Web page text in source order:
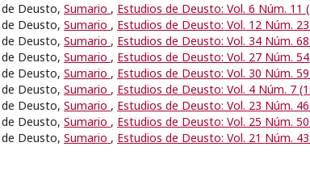
Deusto, Sumario , Estudios de Deusto: Vol. 6 Núm. 11
Deusto, Sumario , Estudios de Deusto: Vol. 12 Núm.
Deusto, Sumario , Estudios de Deusto: Vol. 34 Núm.
Deusto, Sumario , Estudios de Deusto: Vol. 27 Núm.
Deusto, Sumario , Estudios de Deusto: Vol. 30 Núm.
Deusto, Sumario , Estudios de Deusto: Vol. 4 Núm. 7
Deusto, Sumario , Estudios de Deusto: Vol. 23 Núm.
Deusto, Sumario , Estudios de Deusto: Vol. 25 Núm.
Deusto, Sumario , Estudios de Deusto: Vol. 21 Núm.